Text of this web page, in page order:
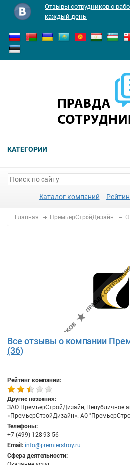
Отзывы сотрудников о
каждый день!
КАТЕГОРИИ
Каталог компаний
Главная ПремьерСтройДизайн
Все отзывы о компании
(36)
Рейтинг компании:
Другие названия:
ЗАО ПремьерСтройДизайн, Непубличное
«ПремьерСтройДизайн». АО
Телефоны:
+7 (499) 128-93-56
Email: info@premierstroy.ru
Сфера деятельности: